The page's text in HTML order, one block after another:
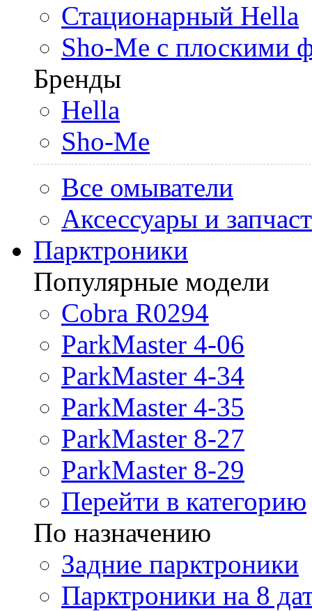
Стационарный Hella
Sho-Me с плоскими
Бренды
Hella
Sho-Me
Все омыватели
Аксессуары и
Парктроники
Популярные модели
Cobra R0294
ParkMaster 4-06
ParkMaster 4-34
ParkMaster 4-35
ParkMaster 8-27
ParkMaster 8-29
Перейти в категорию
По назначению
Задние парктроники
Парктроники на 8